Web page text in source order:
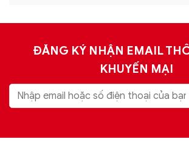
ĐĂNG KÝ NHẬN EMAIL
KHUYẾN MẠI